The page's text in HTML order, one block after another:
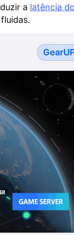
a latência